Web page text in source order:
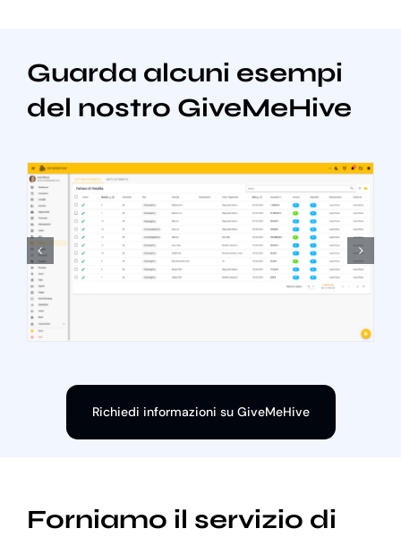
Guarda alcuni esempi
del nostro GiveMeHive
Richiedi informazioni su GiveMeHive
Forniamo il servizio di